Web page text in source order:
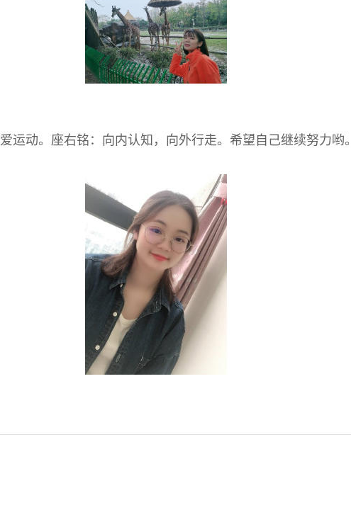
运动。座右铭：向内认知，向外行走。希望自己继续努力哟。